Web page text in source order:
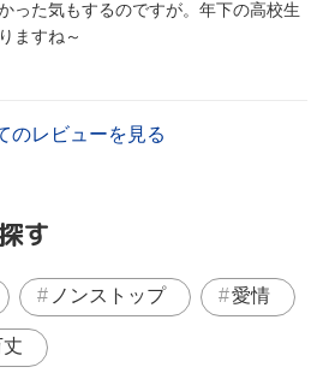
った気もするのですが。年下の高校生
ますね～
のレビューを見る
す
ノンストップ 愛情